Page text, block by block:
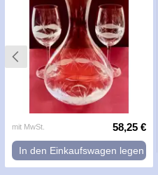
mit MwSt. 58,25 €
In den Einkaufswagen legen